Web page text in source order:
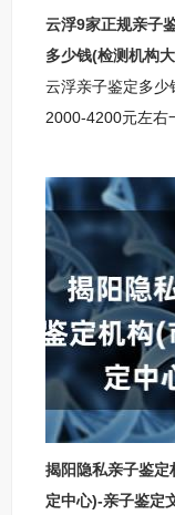
云浮9家正规亲子
多少钱(检测机构
云浮亲子鉴定多少
2000-4200元左右
创胎儿亲子鉴定
认胎儿与疑父的亲
2000-2200元，用
云浮柚子基因柚
子鉴定咨询中心
亲子鉴定咨询中心
亲子鉴定咨询，
揭阳隐私亲子鉴
定中心)-亲子鉴定